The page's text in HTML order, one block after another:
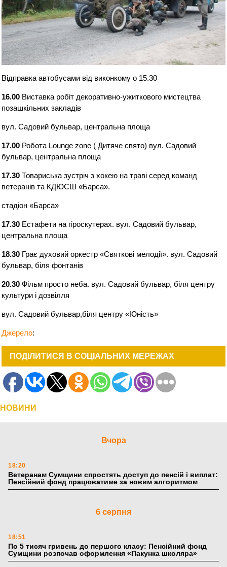
Відправка автобусами від виконкому о 15.30
16.00 Виставка робіт декоративно-ужиткового мистецтва
позашкільних закладів
вул. Садовий бульвар, центральна площа
17.00 Робота Lounge zone ( Дитяче свято) вул. Садовий
бульвар, центральна площа
17.30 Товариська зустріч з хокею на траві серед команд
ветеранів та КДЮСШ «Барса».
стадіон «Барса»
17.30 Естафети на гіроскутерах. вул. Садовий бульвар,
центральна площа
18.30 Грає духовий оркестр «Святкові мелодії». вул. Садовий
бульвар, біля фонтанів
20.30 Фільм просто неба. вул. Садовий бульвар, біля центру
культури і дозвілля
вул. Садовий бульвар,біля центру «Юність»
Джерело:
ПОДІЛИТИСЯ В СОЦІАЛЬНИХ МЕРЕЖАХ
НОВИНИ
Вчора
18:20
Ветеранам Сумщини спростять доступ до пенсій і виплат:
Пенсійний фонд працюватиме за новим алгоритмом
6 серпня
18:51
По 5 тисяч гривень до першого класу: Пенсійний фонд
Сумщини розпочав оформлення «Пакунка школяра»